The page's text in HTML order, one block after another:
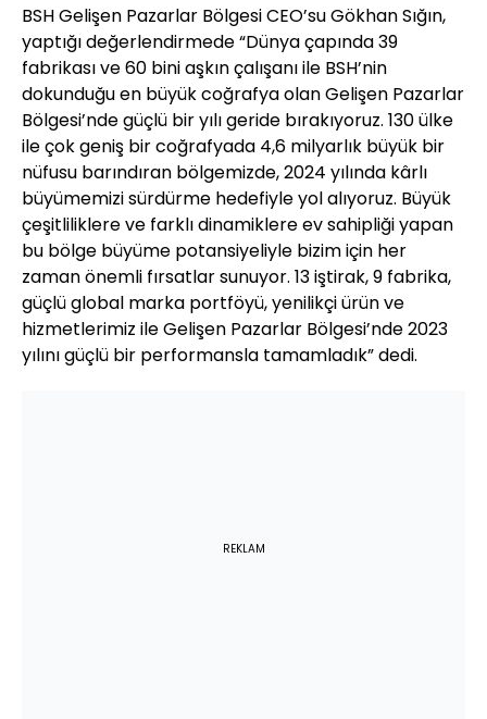
BSH Gelişen Pazarlar Bölgesi CEO’su Gökhan Sığın,
yaptığı değerlendirmede “Dünya çapında 39
fabrikası ve 60 bini aşkın çalışanı ile BSH’nin
dokunduğu en büyük coğrafya olan Gelişen Pazarlar
Bölgesi’nde güçlü bir yılı geride bırakıyoruz. 130 ülke
ile çok geniş bir coğrafyada 4,6 milyarlık büyük bir
nüfusu barındıran bölgemizde, 2024 yılında kârlı
büyümemizi sürdürme hedefiyle yol alıyoruz. Büyük
çeşitliliklere ve farklı dinamiklere ev sahipliği yapan
bu bölge büyüme potansiyeliyle bizim için her
zaman önemli fırsatlar sunuyor. 13 iştirak, 9 fabrika,
güçlü global marka portföyü, yenilikçi ürün ve
hizmetlerimiz ile Gelişen Pazarlar Bölgesi’nde 2023
yılını güçlü bir performansla tamamladık” dedi.
REKLAM